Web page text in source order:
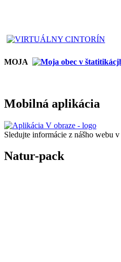
MOJA
Mobilná aplikácia
Sledujte informácie z nášho webu v
Natur-pack